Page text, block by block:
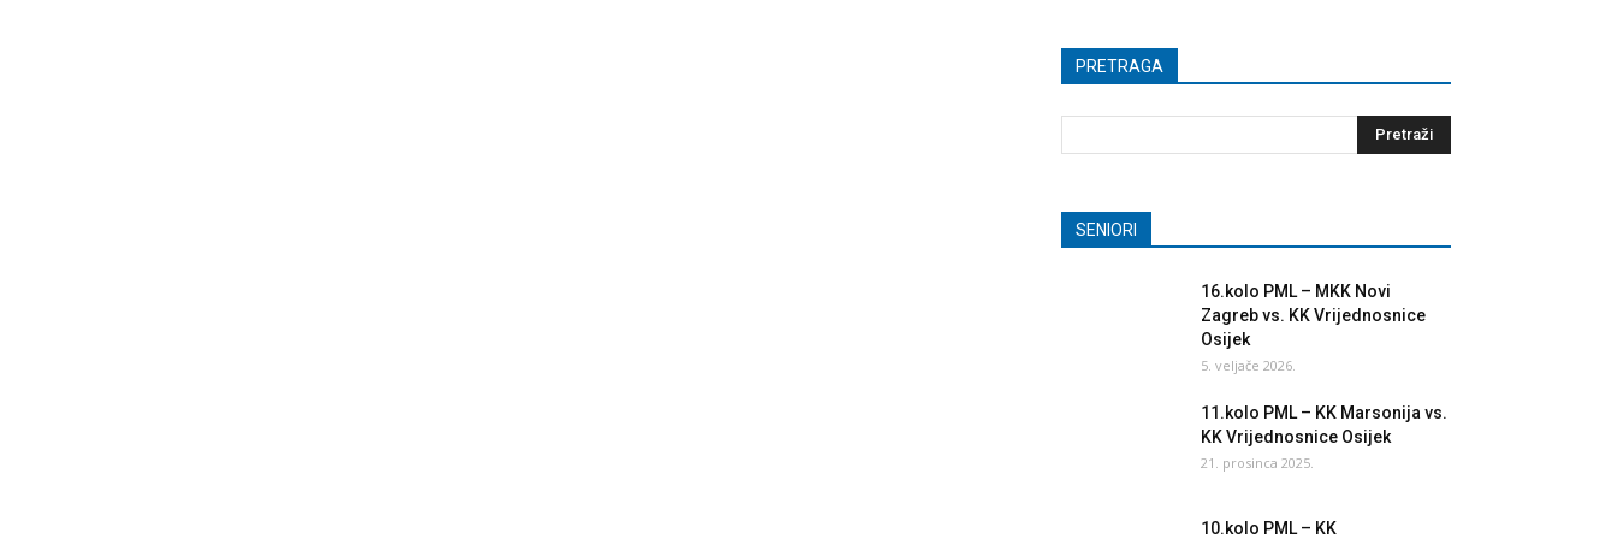
PRETRAGA
SENIORI
16.kolo PML – MKK Novi
Zagreb vs. KK Vrijednosnice
Osijek
5. veljače 2026.
11.kolo PML – KK Marsonija vs.
KK Vrijednosnice Osijek
21. prosinca 2025.
10.kolo PML – KK